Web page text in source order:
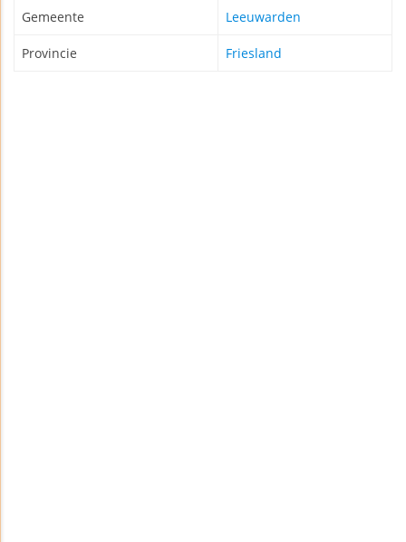
Gemeente Leeuwarden
Provincie Friesland